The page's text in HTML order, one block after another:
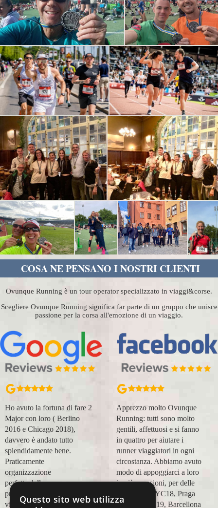
COSA NE PENSANO I NOSTRI CLIENTI
Ovunque Running è un tour operator specializzato in viaggi&corse.
Scegliere Ovunque Running significa far parte di un gruppo che unisce
passione per la corsa all'emozione di un viaggio.
Apprezzo molto Ovunque
Running: tutti sono molto
gentili, affettuosi e si fanno
in quattro per aiutare i
runner viaggiatori in ogni
circostanza. Abbiamo avuto
modo di appoggiarci a loro
in più occasioni, per delle
maratone (NYC18, Praga
19, Valencia 19, Barcellona
Organizzazione perfetta,
accompagnatori super
(Massimo e Anna). Prima
esperienza con voi molto
positiva! Alla prossima e
grazie!
Lara Buranti
Questo sito web utilizza